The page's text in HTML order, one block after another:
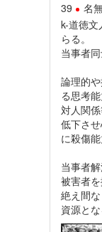
39 名
k-道徳文
らる。
当事者
論理的
る思考能
対人関
低下さ
に殺傷能
当事者
被害者
絶え間
資源とな